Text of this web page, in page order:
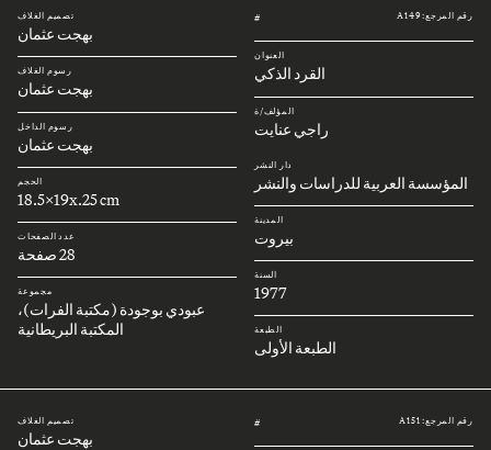
رقم المرجع: A149 #
العنوان
القرد الذكي
المؤلف/ة
راجي عنايت
دار النشر
المؤسسة العربية للدراسات والنشر
المدينة
بيروت
السنة
1977
الطبعة
الطبعة الأولى
تصميم الغلاف
بهجت عثمان
رسوم الغلاف
بهجت عثمان
رسوم الداخل
بهجت عثمان
الحجم
18.5x19x.25 cm
عدد الصفحات
28 صفحة
مجموعة
عبودي بوجودة (مكتبة الفرات)،
المكتبة البريطانية
رقم المرجع: A151 # تصميم الغلاف
بهجت عثمان